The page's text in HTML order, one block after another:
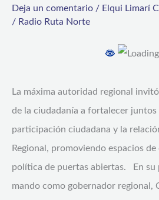
Deja un comentario / Elqui Limarí
/ Radio Ruta Norte
La máxima autoridad regional
de la ciudadanía a fortalecer juntos
participación ciudadana y la
Regional, promoviendo espacios
política de puertas abiertas. En su
mando como gobernador regional,
plantea
encuentro
con
Gobernador
Cristóbal
Juliá